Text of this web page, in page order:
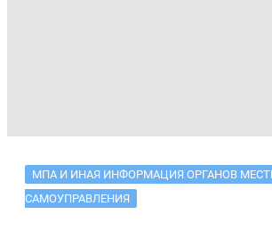
МПА И ИНАЯ ИНФОРМАЦИЯ ОРГАНОВ
САМОУПРАВЛЕНИЯ